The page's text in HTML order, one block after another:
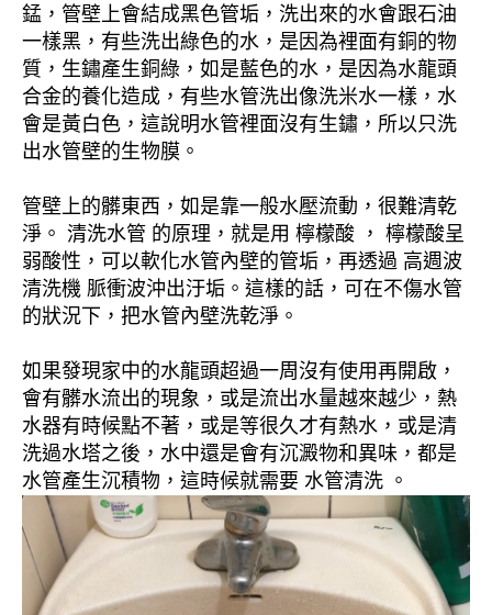
錳，管壁上會結成黑色管垢，洗出來的水會跟石油
一樣黑，有些洗出綠色的水，是因為裡面有銅的物
質，生鏽產生銅綠，如是藍色的水，是因為水龍頭
合金的養化造成，有些水管洗出像洗米水一樣，水
會是黃白色，這說明水管裡面沒有生鏽，所以只洗
出水管壁的生物膜。
管壁上的髒東西，如是靠一般水壓流動，很難清乾
淨。 清洗水管 的原理，就是用 檸檬酸 ， 檸檬酸呈
弱酸性，可以軟化水管內壁的管垢，再透過 高週波
清洗機 脈衝波沖出汙垢。這樣的話，可在不傷水管
的狀況下，把水管內壁洗乾淨。
如果發現家中的水龍頭超過一周沒有使用再開啟，
會有髒水流出的現象，或是流出水量越來越少，熱
水器有時候點不著，或是等很久才有熱水，或是清
洗過水塔之後，水中還是會有沉澱物和異味，都是
水管產生沉積物，這時候就需要 水管清洗 。